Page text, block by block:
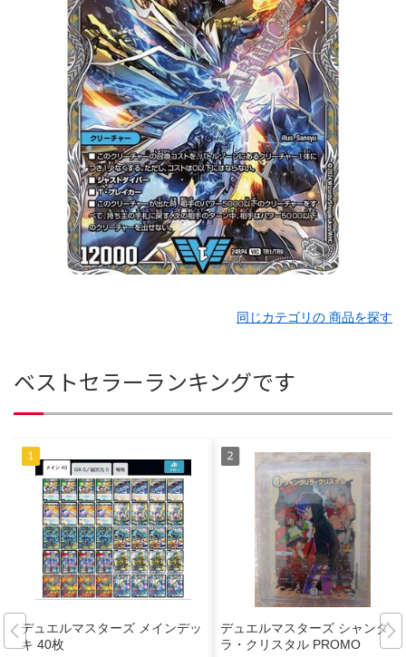
同じカテゴリの 商品を探す
ベストセラーランキングです
デュエルマスターズ メインデッ
キ 40枚
デュエルマスターズ シャンダリ
ラ・クリスタル PROMO